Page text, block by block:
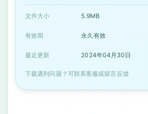
文件大小 5.9MB
有效期 永久有效
最近更新 2024年04月30日
下载遇到问题？可联系客服或留言反馈